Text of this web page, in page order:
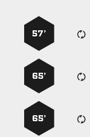
57’
65’
65’